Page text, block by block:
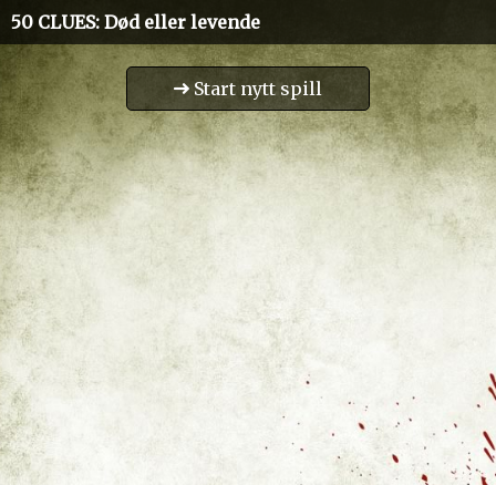
50 CLUES: Død eller levende
Start nytt spill